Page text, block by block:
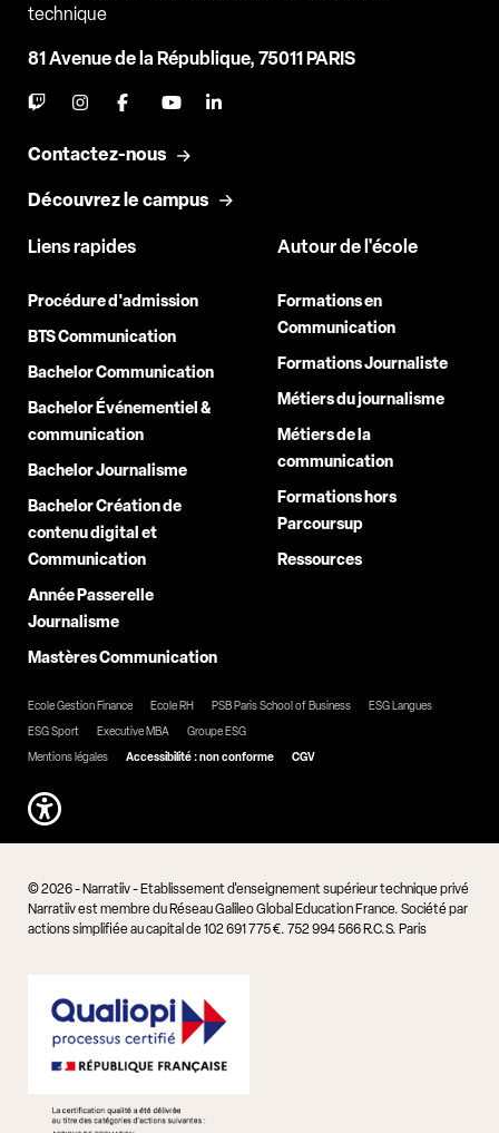
technique
81 Avenue de la République, 75011 PARIS
Contactez-nous
Découvrez le campus
Liens rapides
Procédure d'admission
BTS Communication
Bachelor Communication
Bachelor Événementiel &
communication
Bachelor Journalisme
Bachelor Création de
contenu digital et
Communication
Année Passerelle
Journalisme
Mastères Communication
Autour de l'école
Formations en
Communication
Formations Journaliste
Métiers du journalisme
Métiers de la
communication
Formations hors
Parcoursup
Ressources
Ecole Gestion Finance Ecole RH PSB Paris School of Business
ESG Langues
ESG Sport
Executive MBA
Groupe ESG
Mentions légales
Accessibilité : non conforme CGV
© 2026 - Narratiiv - Etablissement d'enseignement supérieur technique privé
Narratiiv est membre du Réseau Galileo Global Education France. Société par
actions simplifiée au capital de 102 691 775 €. 752 994 566 R.C.S. Paris